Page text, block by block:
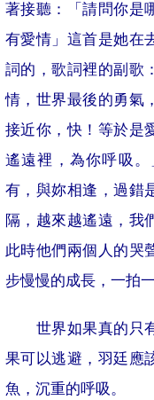
著接聽：「請問你是
有愛情」這首是她在
詞的，歌詞裡的副歌
情，世界最後的勇氣
接近你，快！等於是
遙遠裡，為你呼吸
有，與妳相逢，過錯
隔，越來越遙遠，我
此時他們兩個人的哭
步慢慢的成長，一拍
世界如果真的只有
果可以逃避，羽廷應
魚，沉重的呼吸。